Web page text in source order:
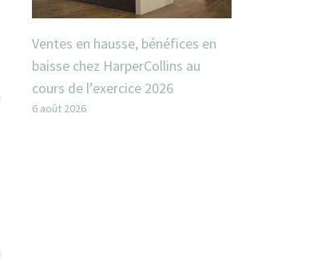
Ventes en hausse, bénéfices en
baisse chez HarperCollins au
cours de l’exercice 2026
6 août 2026